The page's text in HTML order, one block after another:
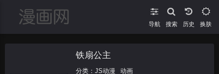
导航 搜索 换肤
铁扇公主
分类： JS动漫 动画